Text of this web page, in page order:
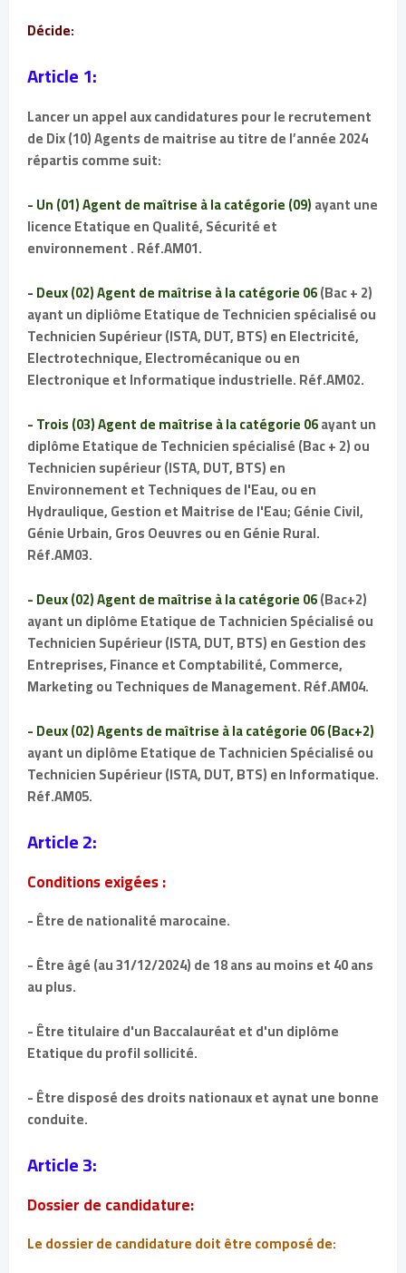
Décide:
Article 1:
Lancer un appel aux candidatures pour le recrutement
de Dix (10) Agents de maitrise au titre de l’année 2024
répartis comme suit:
- Un (01) Agent de maîtrise à la catégorie (09)ayant une
licence Etatique en Qualité, Sécurité et
environnement . Réf.AM01.
- Deux (02) Agent de maîtrise à la catégorie 06(Bac + 2)
ayant un dipliôme Etatique de Technicien spécialisé ou
Technicien Supérieur (ISTA, DUT, BTS) en Electricité,
Electrotechnique, Electromécanique ou en
Electronique et Informatique industrielle. Réf.AM02.
- Trois (03) Agent de maîtrise à la catégorie 06ayant un
diplôme Etatique de Technicien spécialisé (Bac + 2) ou
Technicien supérieur (ISTA, DUT, BTS) en
Environnement et Techniques de l'Eau, ou en
Hydraulique, Gestion et Maitrise de l'Eau; Génie Civil,
Génie Urbain, Gros Oeuvres ou en Génie Rural.
Réf.AM03.
- Deux (02) Agent de maîtrise à la catégorie 06(Bac+2)
ayant un diplôme Etatique de Tachnicien Spécialisé ou
Technicien Supérieur (ISTA, DUT, BTS) en Gestion des
Entreprises, Finance et Comptabilité, Commerce,
Marketing ou Techniques de Management. Réf.AM04.
- Deux (02) Agents de maîtrise à la catégorie 06 (Bac+2)
ayant un diplôme Etatique de Tachnicien Spécialisé ou
Technicien Supérieur (ISTA, DUT, BTS) en Informatique.
Réf.AM05.
Article 2:
Conditions exigées :
- Être de nationalité marocaine.
- Être âgé (au 31/12/2024) de 18 ans au moins et 40 ans
au plus.
- Être titulaire d'un Baccalauréat et d'un diplôme
Etatique du profil sollicité.
- Être disposé des droits nationaux et aynat une bonne
conduite.
Article 3:
Dossier de candidature:
Le dossier de candidature doit être composé de: